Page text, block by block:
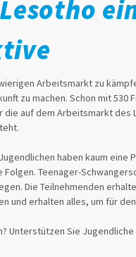
Arbeitsmarkt zu
zu machen. Schon mit 530
auf dem Arbeitsmarkt des
haben kaum
Teenager-
Die Teilnehmenden
und erhalten alles, um für
Unterstützen Sie